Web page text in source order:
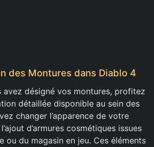
des Montures dans Diablo 4
avez désigné vos montures, profitez
détaillée disponible au sein des
changer l’apparence de votre
d’armures cosmétiques issues
ou du magasin en jeu. Ces éléments